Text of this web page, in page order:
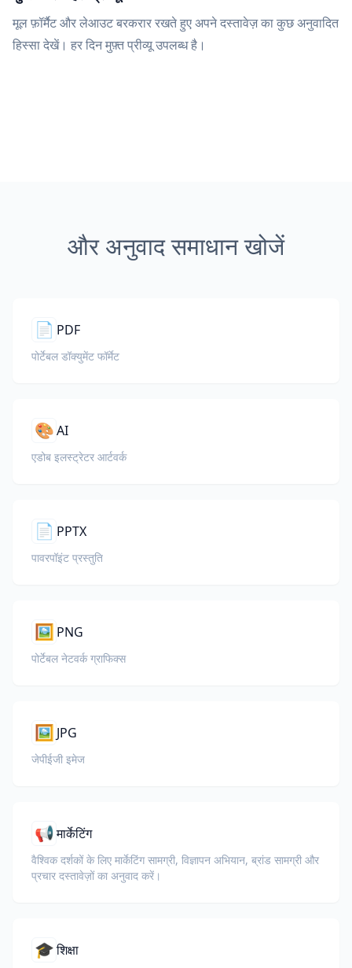
मूल फ़ॉर्मैट और लेआउट बरकरार रखते हुए अपने दस्तावेज़ का कुछ अनुवादित
हिस्सा देखें। हर दिन मुफ़्त प्रीव्यू उपलब्ध है।
और अनुवाद समाधान खोजें
📄 PDF
पोर्टेबल डॉक्युमेंट फॉर्मेट
🎨AI
एडोब इलस्ट्रेटर आर्टवर्क
📄 PPTX
पावरपॉइंट प्रस्तुति
🖼️ PNG
पोर्टेबल नेटवर्क ग्राफिक्स
🖼️ JPG
जेपीईजी इमेज
📢मार्केटिंग
वैश्विक दर्शकों के लिए मार्केटिंग सामग्री, विज्ञापन अभियान, ब्रांड सामग्री और
प्रचार दस्तावेज़ों का अनुवाद करें।
🎓शिक्षा